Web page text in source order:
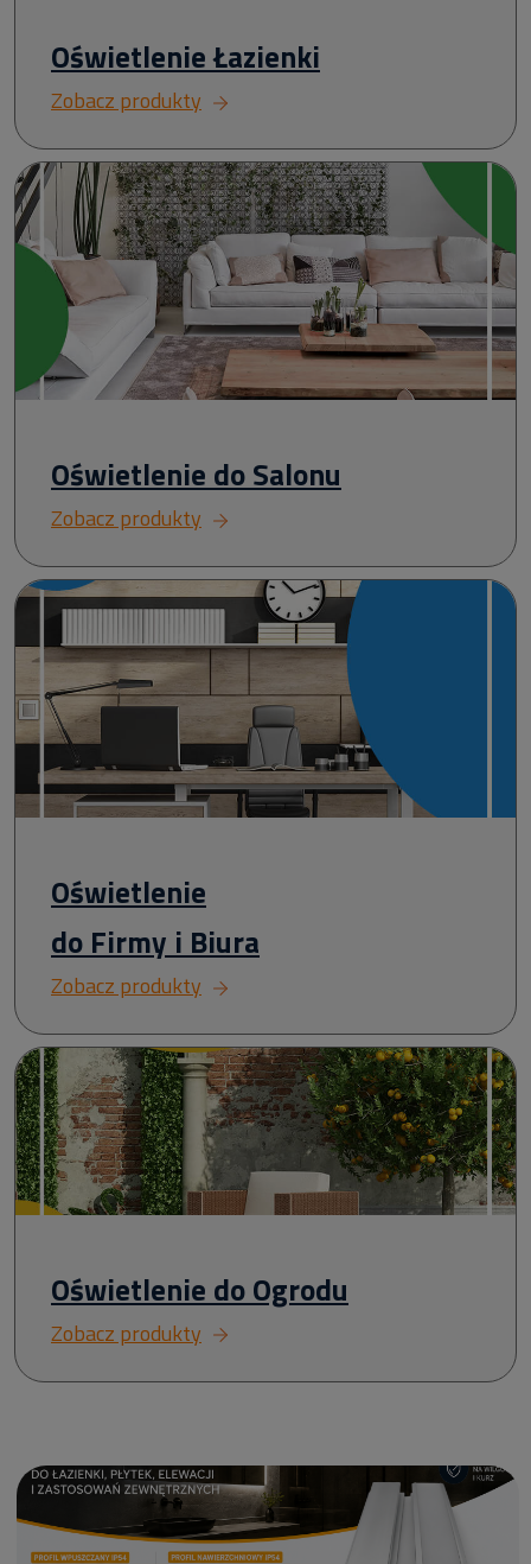
Oświetlenie Łazienki
Zobacz produkty
Oświetlenie do Salonu
Zobacz produkty
Oświetlenie
do Firmy i Biura
Zobacz produkty
Oświetlenie do Ogrodu
Zobacz produkty